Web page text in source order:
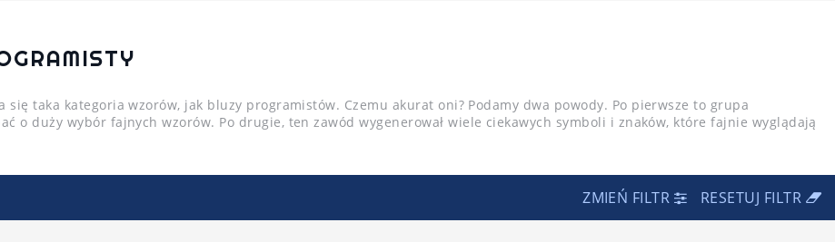
taka kategoria wzorów, jak bluzy programistów. Czemu akurat oni? Podamy dwa powody. Po pierwsze to grupa
o duży wybór fajnych wzorów. Po drugie, ten zawód wygenerował wiele ciekawych symboli i znaków, które fajnie wyglądają
ZMIEŃ FILTR RESETUJ FILTR